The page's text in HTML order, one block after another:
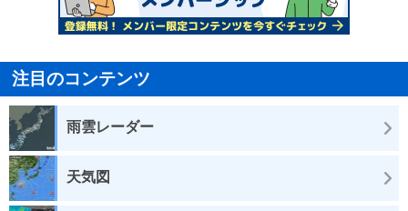
注目のコンテンツ
雨雲レーダー
天気図